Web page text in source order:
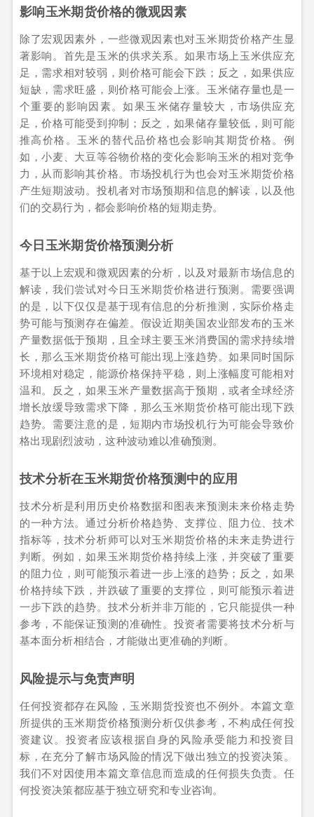
影响玉米期货价格的微观因素
除了宏观因素外，一些微观因素也对玉米期货价格产生显
著影响。首先是玉米的供求关系。如果市场上玉米供应充
足，需求相对较弱，则价格可能会下跌；反之，如果供应
短缺，需求旺盛，则价格可能会上涨。玉米储存量也是一
个重要的影响因素。如果玉米储存量较大，市场供应充
足，价格可能受到抑制；反之，如果储存量较低，则可能
推高价格。玉米的替代品价格也会影响其期货价格。例
如，小麦、大豆等谷物价格的变化会影响玉米的相对竞争
力，从而影响其价格。市场投机行为也会对玉米期货价格
产生短期波动。投机者对市场预期和信息的解读，以及他
们的交易行为，都会影响价格的短期走势。
今日玉米期货价格预测分析
基于以上宏观和微观因素的分析，以及对最新市场信息的
解读，我们尝试对今日玉米期货价格进行预测。需要强调
的是，以下仅仅是基于现有信息的分析推测，实际价格走
势可能与预测存在偏差。假设近期美国农业部发布的玉米
产量数据低于预期，且全球主要玉米消费国的需求持续增
长，那么玉米期货价格可能出现上涨趋势。如果同时国际
环境相对稳定，能源价格保持平稳，则上涨幅度可能相对
温和。反之，如果玉米产量数据高于预期，或者全球经济
增长放缓导致需求下降，那么玉米期货价格可能出现下跌
趋势。需要注意的是，短期内市场投机行为可能会导致价
格出现剧烈波动，这种波动难以准确预测。
技术分析在玉米期货价格预测中的应用
技术分析是利用历史价格数据和图表来预测未来价格走势
的一种方法。通过分析价格趋势、支撑位、阻力位、技术
指标等，技术分析师可以对玉米期货价格的未来走势进行
判断。例如，如果玉米期货价格持续上涨，并突破了重要
的阻力位，则可能预示着进一步上涨的趋势；反之，如果
价格持续下跌，并跌破了重要的支撑位，则可能预示着进
一步下跌的趋势。技术分析并非万能的，它只能提供一种
参考，不能保证预测的准确性。投资者需要将技术分析与
基本面分析相结合，才能做出更准确的判断。
风险提示与免责声明
任何投资都存在风险，玉米期货投资也不例外。本篇文章
所提供的玉米期货价格预测分析仅供参考，不构成任何投
资建议。投资者应该根据自身的风险承受能力和投资目
标，在充分了解市场风险的情况下做出独立的投资决策。
我们不对因使用本篇文章信息而造成的任何损失负责。任
何投资决策都应基于独立研究和专业咨询。